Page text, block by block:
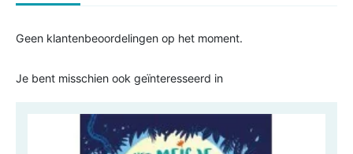
Geen klantenbeoordelingen op het moment.
Je bent misschien ook geïnteresseerd in